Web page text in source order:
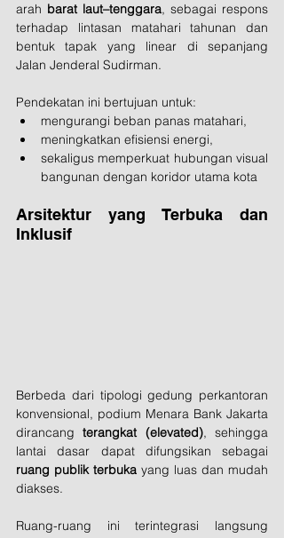
arah barat laut–tenggara, sebagai respons
terhadap lintasan matahari tahunan dan
bentuk tapak yang linear di sepanjang
Jalan Jenderal Sudirman.
Pendekatan ini bertujuan untuk:
mengurangi beban panas matahari,
meningkatkan efisiensi energi,
sekaligus memperkuat hubungan visual
bangunan dengan koridor utama kota
Arsitektur yang Terbuka dan
Inklusif
Berbeda dari tipologi gedung perkantoran
konvensional, podium Menara Bank Jakarta
dirancang terangkat (elevated), sehingga
ruang publik terbuka yang luas dan mudah
diakses.
Ruang-ruang ini terintegrasi langsung